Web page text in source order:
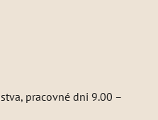
pracovné dni 9.00 –